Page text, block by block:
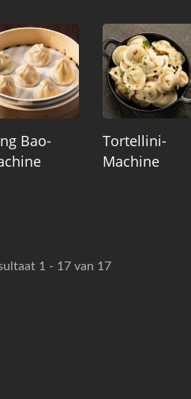
Bao-
Tortellini-
Machine
1 - 17 van 17